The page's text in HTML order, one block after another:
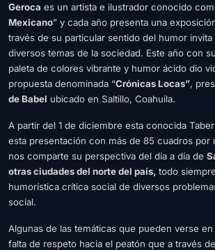
Geroca es un artista e ilustrador conocido
Mexicano” y cada año presenta una
través de su particular sentido del humor
diversos temas de la sociedad. Este año con
paleta de colores vibrante y humor ácido dio
propuesta denominada “Crónicas Locas”,
de Babel ubicado en Saltillo, Coahuila.
A partir del 1 de diciembre esta conocida
esta presentación con más de 85 cuadros por
nos comparte su perspectiva del día a día de
otras ciudades del norte del país, todo
humorística crítica social de diversos
social.
Algunas de las temáticas que pueden verse
falta de respeto hacia el peatón que a través